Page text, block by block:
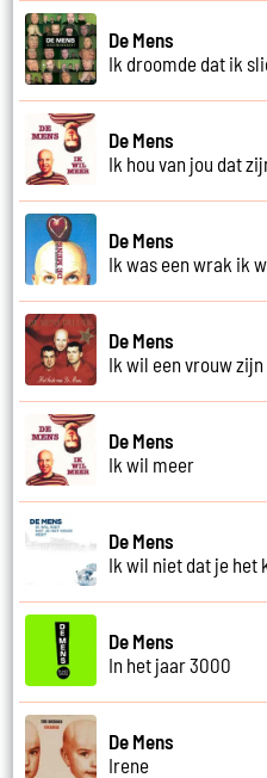
De Mens
Ik droomde dat ik
De Mens
Ik hou van jou dat
De Mens
Ik was een wrak ik
De Mens
Ik wil een vrouw zijn
De Mens
Ik wil meer
De Mens
Ik wil niet dat je het
De Mens
In het jaar 3000
De Mens
Irene